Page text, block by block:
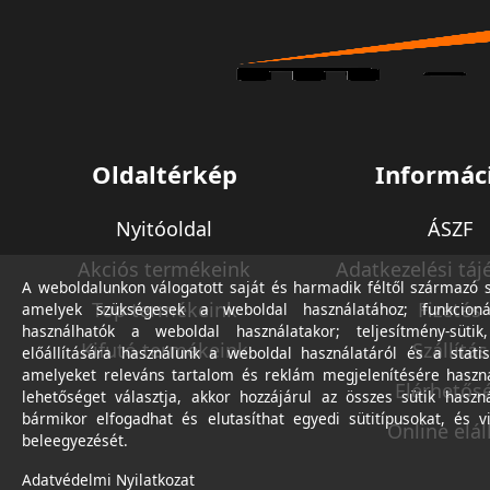
Oldaltérkép
Nyitóoldal
Akciós termékeink
Top termékeink
Kifutó termékeink
ÁSZF
Adatkezelési
Fizetés
Szállítás
Online
A weboldalunkon válogatott saját és harmadik féltől származó
amelyek szükségesek a weboldal használatához;
használhatók a weboldal használatakor; teljesítmény-
előállítására használunk a weboldal használatáról és a
amelyeket releváns tartalom és reklám megjelenítésére
lehetőséget választja, akkor hozzájárul az összes sütik
bármikor elfogadhat és elutasíthat egyedi sütitípusokat, és
beleegyezését.
Adatvédelmi Nyilatkozat